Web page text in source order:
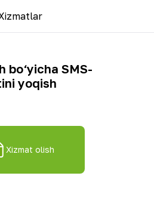
bo‘yicha SMS-
yoqish
Xizmat olish